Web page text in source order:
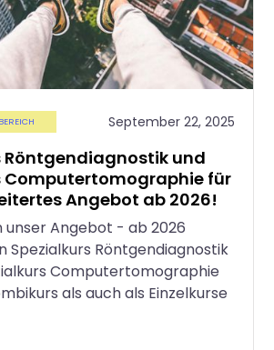
September 22, 2025
Röntgendiagnostik und
Computertomographie für
Angebot ab 2026!
unser Angebot - ab 2026
Spezialkurs Röntgendiagnostik
Computertomographie
als auch als Einzelkurse